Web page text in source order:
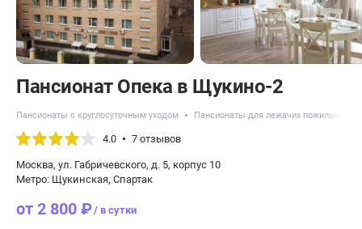
Пансионат Опека в Щукино-2
Пансионаты с круглосуточным уходом Пансионаты для лежачих пожилых
4.0 7 отзывов
Москва, ул. Габричевского, д. 5, корпус 10
Метро: Щукинская, Спартак
от 2 800 ₽/ в сутки